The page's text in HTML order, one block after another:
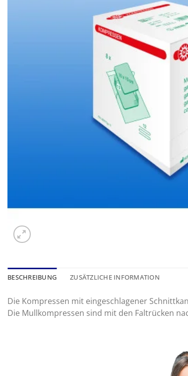
BESCHREIBUNG ZUSÄTZLICHE INFORMATION
Die Kompressen mit eingeschlagener
Die Mullkompressen sind mit den Faltrücken